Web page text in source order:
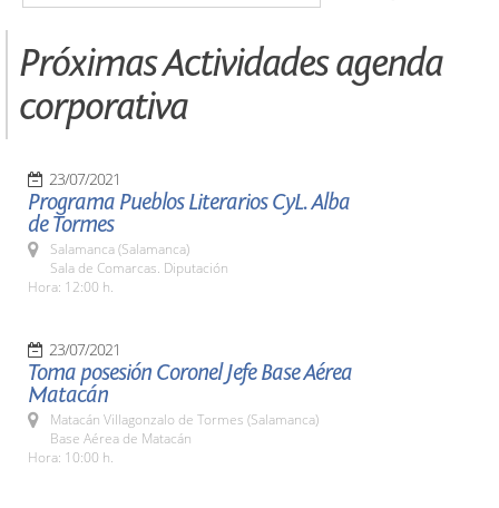
Próximas Actividades agenda
corporativa
23/07/2021
Programa Pueblos Literarios CyL. Alba
de Tormes
Salamanca (Salamanca)
Sala de Comarcas. Diputación
Hora: 12:00 h.
23/07/2021
Toma posesión Coronel Jefe Base Aérea
Matacán
Matacán Villagonzalo de Tormes (Salamanca)
Base Aérea de Matacán
Hora: 10:00 h.